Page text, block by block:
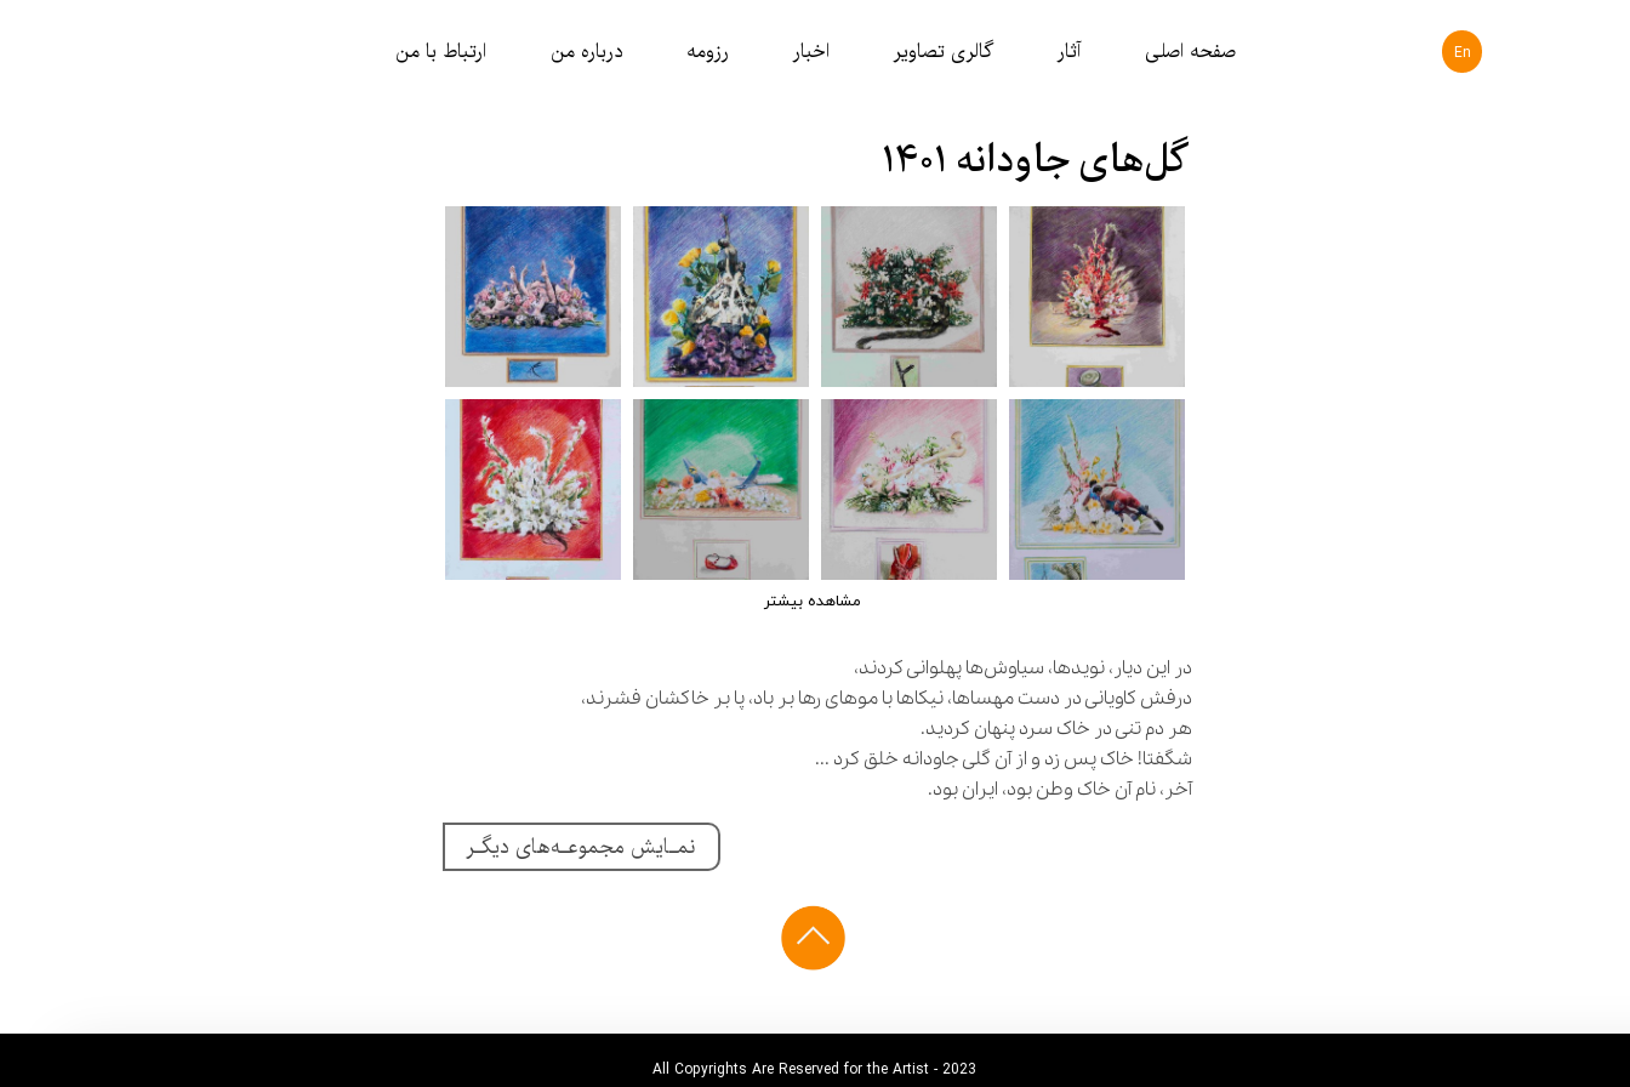
مشاهده بیشتر
گل‌های جاودانه ۱۴۰۱
در این دیار، نویدها، سیاوش‌ها پهلوانی کردند،
درفش کاویانی در دست مهساها، نیکاها با موهای رها بر باد، پا بر خاکشان فشرند،
هر دم تنی در خاک سرد پنهان کردید.
شگفتا! خاک پس زد و از آن گلی جاودانه خلق کرد ...
آخر، نام آن خاک وطن بود، ایران بود.
نمـایش مجموعـه‌های دیگـر
صفحه اصلی آثار گالری تصاویر اخبار رزومه درباره من ارتباط با من En
All Copyrights Are Reserved for the Artist - 2023